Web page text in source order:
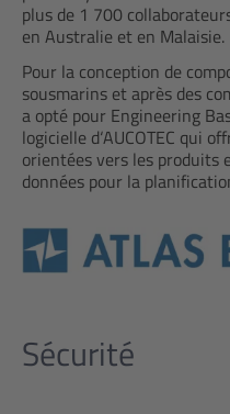
plus de 1 700
en Australie et en Malaisie.
Pour la conception de
sousmarins et après des
a opté pour Engineering
logicielle d‘AUCOTEC qui
orientées vers les produits
données pour la
Sécurité